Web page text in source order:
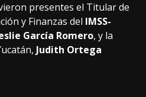
presentes el Titular de
y Finanzas del IMSS-
García Romero, y la
Judith Ortega